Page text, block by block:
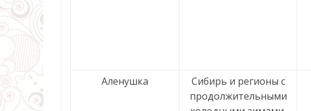
Аленушка
Сибирь и регионы с
продолжительными